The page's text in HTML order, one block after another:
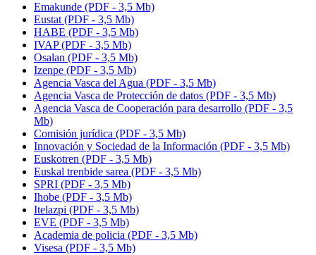
Emakunde (PDF - 3,5 Mb)
Eustat (PDF - 3,5 Mb)
HABE (PDF - 3,5 Mb)
IVAP (PDF - 3,5 Mb)
Osalan (PDF - 3,5 Mb)
Izenpe (PDF - 3,5 Mb)
Agencia Vasca del Agua (PDF - 3,5 Mb)
Agencia Vasca de Protección de datos (PDF - 3,5 Mb)
Agencia Vasca de Cooperación para desarrollo (PDF - 3,5
Mb)
Comisión jurídica (PDF - 3,5 Mb)
Innovación y Sociedad de la Información (PDF - 3,5 Mb)
Euskotren (PDF - 3,5 Mb)
Euskal trenbide sarea (PDF - 3,5 Mb)
SPRI (PDF - 3,5 Mb)
Ihobe (PDF - 3,5 Mb)
Itelazpi (PDF - 3,5 Mb)
EVE (PDF - 3,5 Mb)
Academia de policia (PDF - 3,5 Mb)
Visesa (PDF - 3,5 Mb)